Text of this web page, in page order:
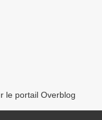
le portail Overblog